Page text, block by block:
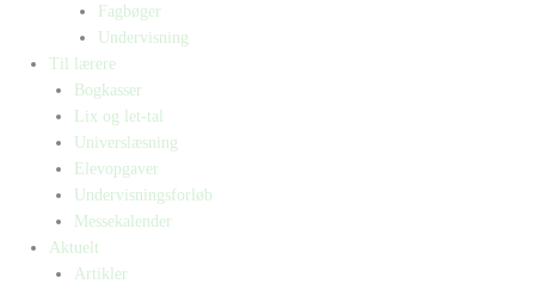
Fagbøger
Undervisning
Til lærere
Bogkasser
Lix og let-tal
Universlæsning
Elevopgaver
Undervisningsforløb
Messekalender
Aktuelt
Artikler